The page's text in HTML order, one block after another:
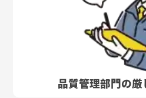
品質管理部門の厳